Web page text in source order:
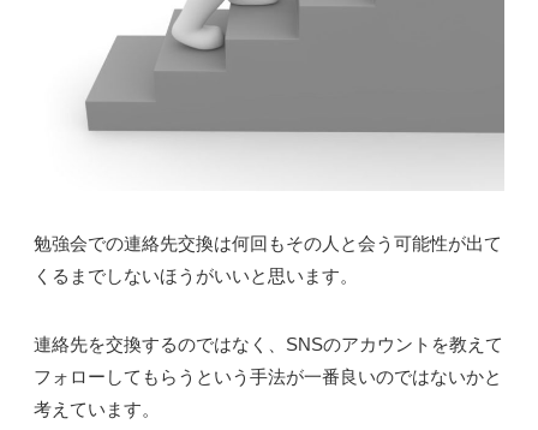
勉強会での連絡先交換は何回もその人と会う可能性が出て
くるまでしないほうがいいと思います。
連絡先を交換するのではなく、SNSのアカウントを教えて
フォローしてもらうという手法が一番良いのではないかと
考えています。